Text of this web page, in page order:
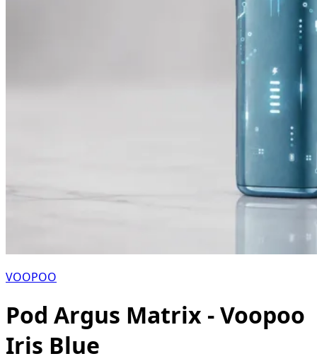
VOOPOO
Pod Argus Matrix - Voopoo
Iris Blue